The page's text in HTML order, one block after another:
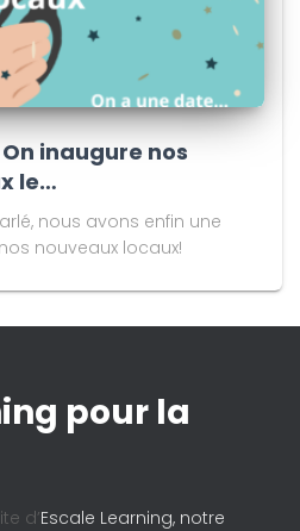
On inaugure nos
le…
nous avons enfin une
nouveaux locaux!
pour la
d’Escale Learning, notre